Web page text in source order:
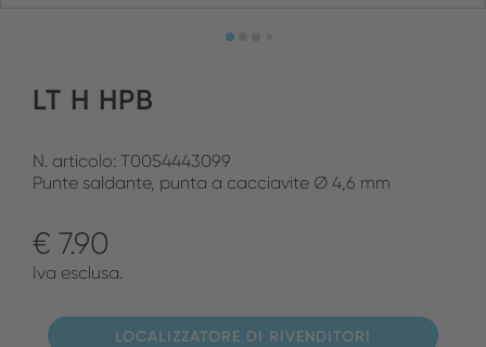
LT H HPB
N. articolo: T0054443099
Punte saldante, punta a cacciavite Ø 4,6 mm
€ 7.90
Iva esclusa.
LOCALIZZATORE DI RIVENDITORI